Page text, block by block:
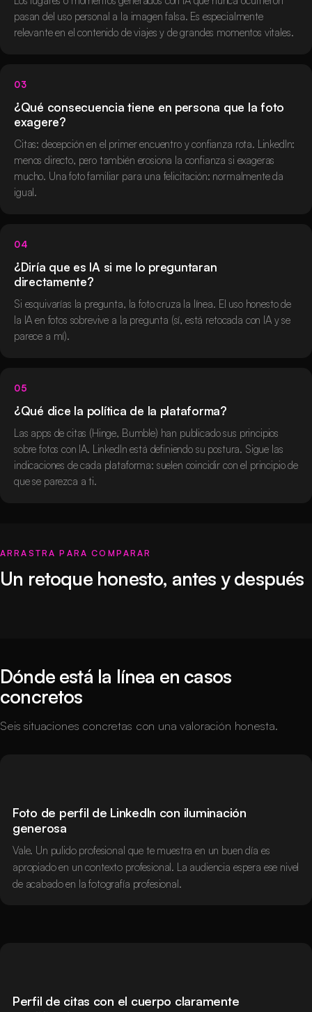
pasan del uso personal a la imagen falsa. Es especialmente
relevante en el contenido de viajes y de grandes momentos vitales.
03
¿Qué consecuencia tiene en persona que la foto
exagere?
Citas: decepción en el primer encuentro y confianza rota. LinkedIn:
menos directo, pero también erosiona la confianza si exageras
mucho. Una foto familiar para una felicitación: normalmente da
igual.
04
¿Diría que es IA si me lo preguntaran
directamente?
Si esquivarías la pregunta, la foto cruza la línea. El uso honesto de
la IA en fotos sobrevive a la pregunta (sí, está retocada con IA y se
parece a mí).
05
¿Qué dice la política de la plataforma?
Las apps de citas (Hinge, Bumble) han publicado sus principios
sobre fotos con IA. LinkedIn está definiendo su postura. Sigue las
indicaciones de cada plataforma: suelen coincidir con el principio de
que se parezca a ti.
ARRASTRA PARA COMPARAR
Un retoque honesto, antes y después
Dónde está la línea en casos
concretos
Seis situaciones concretas con una valoración honesta.
Foto de perfil de LinkedIn con iluminación
generosa
Vale. Un pulido profesional que te muestra en un buen día es
apropiado en un contexto profesional. La audiencia espera ese nivel
de acabado en la fotografía profesional.
Perfil de citas con el cuerpo claramente